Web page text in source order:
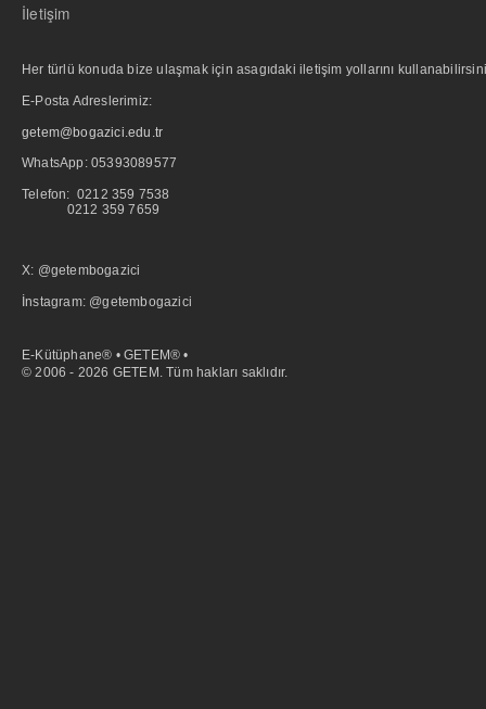
İletişim
Her türlü konuda bize ulaşmak için asagıdaki iletişim yollarını
E-Posta Adreslerimiz:
getem@bogazici.edu.tr
WhatsApp: 05393089577
Telefon: 0212 359 7538
0212 359 7659
X: @getembogazici
İnstagram: @getembogazici
E-Kütüphane® • GETEM® •
© 2006 - 2026 GETEM. Tüm hakları saklıdır.